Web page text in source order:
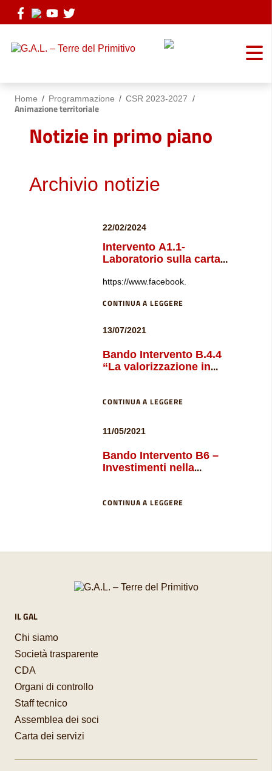
Vai al menu di navigazione
Home / Programmazione / CSR 2023-2027 /
Animazione territoriale
Notizie in primo piano
Archivio notizie
22/02/2024
Intervento A1.1-
Laboratorio sulla carta
Manzoni – Lizzano
https://www.facebook.
CONTINUA A LEGGERE
13/07/2021
Bando Intervento B.4.4
“La valorizzazione in
CONTINUA A LEGGERE
11/05/2021
Bando Intervento B6 –
Investimenti nella
sviluppo della produzione
CONTINUA A LEGGERE
IL GAL
Chi siamo
Società trasparente
CDA
Organi di controllo
Staff tecnico
Assemblea dei soci
Carta dei servizi